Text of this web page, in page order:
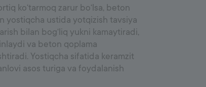
ko‘tarmoq zarur bo‘lsa, beton
yostiqcha ustida yotqizish tavsiya
bilan bog‘liq yukni kamaytiradi,
va beton qoplama
Yostiqcha sifatida keramzit
asos turiga va foydalanish